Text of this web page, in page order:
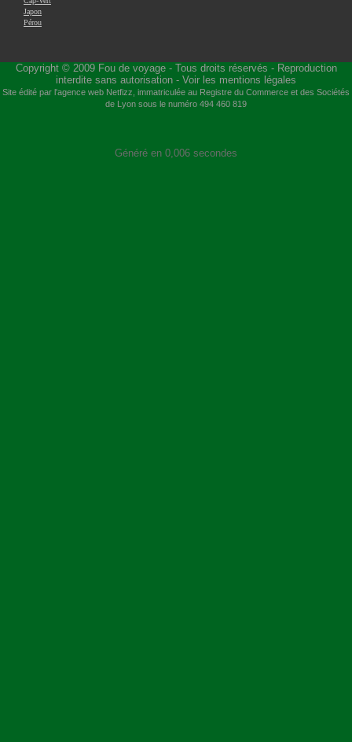
Japon
Pérou
Copyright © 2009 Fou de voyage- Tous droits réservés - Reproduction
interdite sans autorisation - Voir les mentions légales
Site édité par l'agence web Netfizz , immatriculée au Registre du Commerce et des Sociétés
de Lyon sous le numéro 494 460 819
Généré en 0,006 secondes